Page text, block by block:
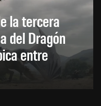
la tercera
del Dragón
entre